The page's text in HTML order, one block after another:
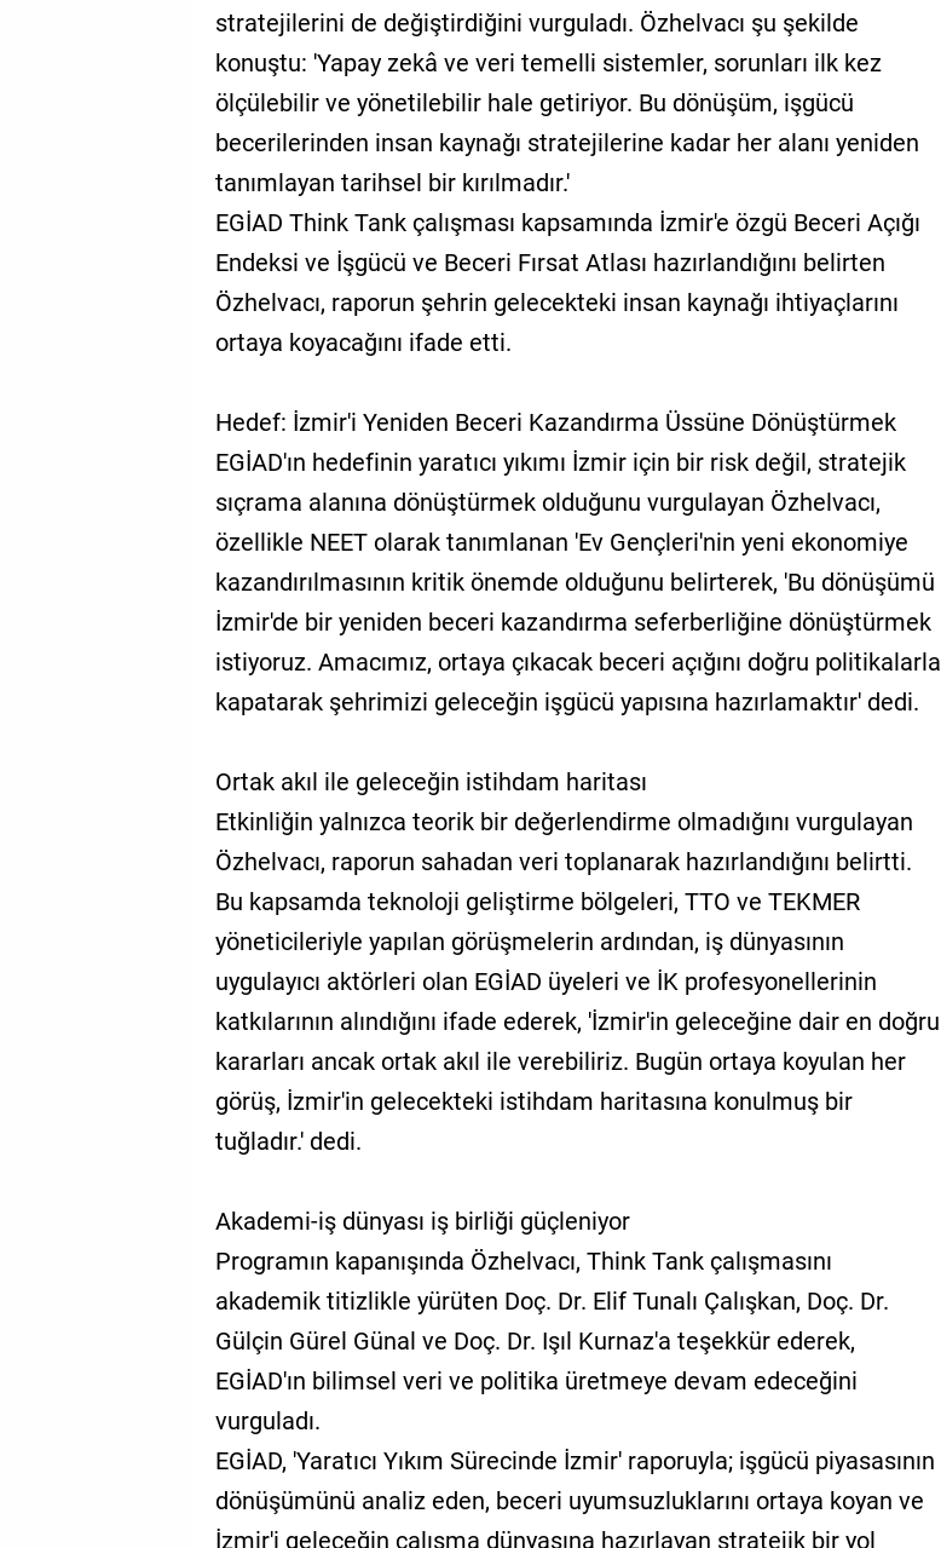
stratejilerini de değiştirdiğini vurguladı. Özhelvacı şu şekilde
konuştu: 'Yapay zekâ ve veri temelli sistemler, sorunları ilk kez
ölçülebilir ve yönetilebilir hale getiriyor. Bu dönüşüm, işgücü
becerilerinden insan kaynağı stratejilerine kadar her alanı yeniden
tanımlayan tarihsel bir kırılmadır.'
EGİAD Think Tank çalışması kapsamında İzmir'e özgü Beceri Açığı
Endeksi ve İşgücü ve Beceri Fırsat Atlası hazırlandığını belirten
Özhelvacı, raporun şehrin gelecekteki insan kaynağı ihtiyaçlarını
ortaya koyacağını ifade etti.
Hedef: İzmir'i Yeniden Beceri Kazandırma Üssüne Dönüştürmek
EGİAD'ın hedefinin yaratıcı yıkımı İzmir için bir risk değil, stratejik
sıçrama alanına dönüştürmek olduğunu vurgulayan Özhelvacı,
özellikle NEET olarak tanımlanan 'Ev Gençleri'nin yeni ekonomiye
kazandırılmasının kritik önemde olduğunu belirterek, 'Bu dönüşümü
İzmir'de bir yeniden beceri kazandırma seferberliğine dönüştürmek
istiyoruz. Amacımız, ortaya çıkacak beceri açığını doğru politikalarla
kapatarak şehrimizi geleceğin işgücü yapısına hazırlamaktır' dedi.
Ortak akıl ile geleceğin istihdam haritası
Etkinliğin yalnızca teorik bir değerlendirme olmadığını vurgulayan
Özhelvacı, raporun sahadan veri toplanarak hazırlandığını belirtti.
Bu kapsamda teknoloji geliştirme bölgeleri, TTO ve TEKMER
yöneticileriyle yapılan görüşmelerin ardından, iş dünyasının
uygulayıcı aktörleri olan EGİAD üyeleri ve İK profesyonellerinin
katkılarının alındığını ifade ederek, 'İzmir'in geleceğine dair en doğru
kararları ancak ortak akıl ile verebiliriz. Bugün ortaya koyulan her
görüş, İzmir'in gelecekteki istihdam haritasına konulmuş bir
tuğladır.' dedi.
Akademi-iş dünyası iş birliği güçleniyor
Programın kapanışında Özhelvacı, Think Tank çalışmasını
akademik titizlikle yürüten Doç. Dr. Elif Tunalı Çalışkan, Doç. Dr.
Gülçin Gürel Günal ve Doç. Dr. Işıl Kurnaz'a teşekkür ederek,
EGİAD'ın bilimsel veri ve politika üretmeye devam edeceğini
vurguladı.
EGİAD, 'Yaratıcı Yıkım Sürecinde İzmir' raporuyla; işgücü piyasasının
dönüşümünü analiz eden, beceri uyumsuzluklarını ortaya koyan ve
İzmir'i geleceğin çalışma dünyasına hazırlayan stratejik bir yol